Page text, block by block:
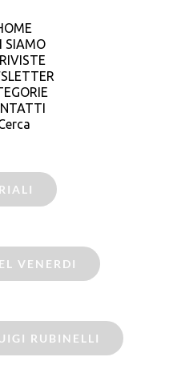
SIAMO
VENERDI
RUBINELLI